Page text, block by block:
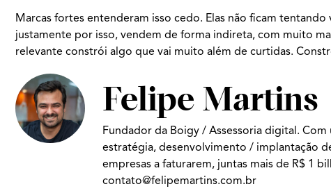
Marcas fortes entenderam isso cedo. Elas não ficam
justamente por isso, vendem de forma indireta, com muito
relevante constrói algo que vai muito além de curtidas.
Felipe Martins
Fundador da Boigy / Assessoria digital.
estratégia, desenvolvimento / implantação
empresas a faturarem, juntas mais de R$ 1
contato@felipemartins.com.br